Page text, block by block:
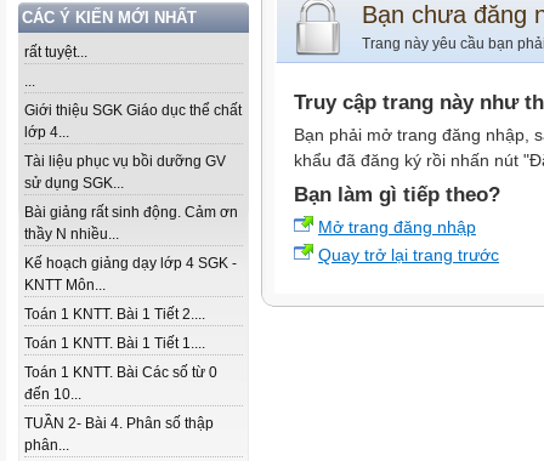
CÁC Ý KIẾN MỚI NHẤT
rất tuyệt...
...
Giới thiệu SGK Giáo dục thể chất
lớp 4...
Tài liệu phục vụ bồi dưỡng GV
sử dụng SGK...
Bài giảng rất sinh động. Cảm ơn
thầy N nhiều...
Kế hoạch giảng dạy lớp 4 SGK -
KNTT Môn...
Toán 1 KNTT. Bài 1 Tiết 2....
Toán 1 KNTT. Bài 1 Tiết 1....
Toán 1 KNTT. Bài Các số từ 0
đến 10...
TUẦN 2- Bài 4. Phân số thập
phân...
Bạn chưa đăng
Trang này yêu cầu bạn
Truy cập trang này như
Bạn phải mở trang đăng nhập,
khẩu đã đăng ký rồi nhấn nút
Bạn làm gì tiếp theo?
Mở trang đăng nhập
Quay trở lại trang trước